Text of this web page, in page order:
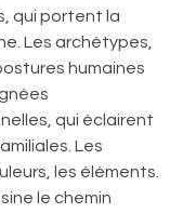
qui portent la
Les archétypes,
humaines
qui éclairent
Les
les éléments.
le chemin